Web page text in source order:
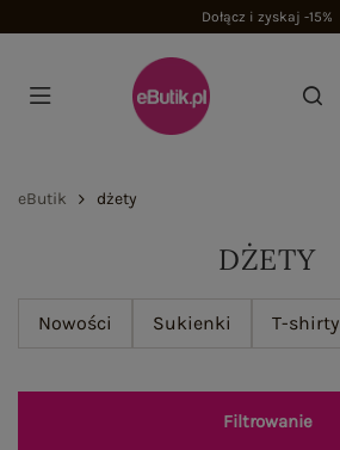
eButik dżety
DŻETY
Nowości Sukienki T-shirty
Filtrowanie